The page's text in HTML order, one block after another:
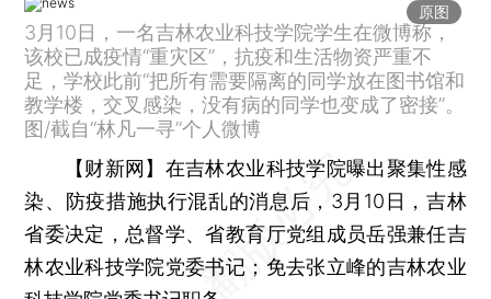
原图
3月10日，一名吉林农业科技学院学生在微博称，
该校已成疫情“重灾区”，抗疫和生活物资严重不
足，学校此前“把所有需要隔离的同学放在图书馆和
教学楼，交叉感染，没有病的同学也变成了密接”。
图/截自“林凡一寻”个人微博
【财新网】 在吉林农业科技学院曝出聚集性感
染、防疫措施执行混乱的消息后，3月10日，吉林
省委决定，总督学、省教育厅党组成员岳强兼任吉
林农业科技学院党委书记；免去张立峰的吉林农业